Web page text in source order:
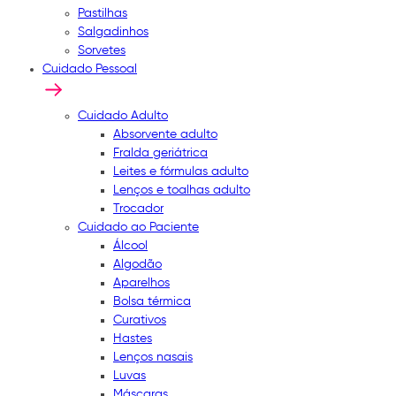
Pastilhas
Salgadinhos
Sorvetes
Cuidado Pessoal
Cuidado Adulto
Absorvente adulto
Fralda geriátrica
Leites e fórmulas adulto
Lenços e toalhas adulto
Trocador
Cuidado ao Paciente
Álcool
Algodão
Aparelhos
Bolsa térmica
Curativos
Hastes
Lenços nasais
Luvas